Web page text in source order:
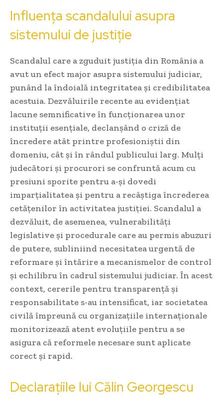
Influența scandalului asupra
sistemului de justiție
Scandalul care a zguduit justiția din România a
avut un efect major asupra sistemului judiciar,
punând la îndoială integritatea și credibilitatea
acestuia. Dezvăluirile recente au evidențiat
lacune semnificative în funcționarea unor
instituții esențiale, declanșând o criză de
încredere atât printre profesioniștii din
domeniu, cât și în rândul publicului larg. Mulți
judecători și procurori se confruntă acum cu
presiuni sporite pentru a-și dovedi
imparțialitatea și pentru a recâștiga încrederea
cetățenilor în activitatea justiției. Scandalul a
dezvăluit, de asemenea, vulnerabilități
legislative și procedurale care au permis abuzuri
de putere, subliniind necesitatea urgentă de
reformare și întărire a mecanismelor de control
și echilibru în cadrul sistemului judiciar. În acest
context, cererile pentru transparență și
responsabilitate s-au intensificat, iar societatea
civilă împreună cu organizațiile internaționale
monitorizează atent evoluțiile pentru a se
asigura că reformele necesare sunt aplicate
corect și rapid.
Declarațiile lui Călin Georgescu